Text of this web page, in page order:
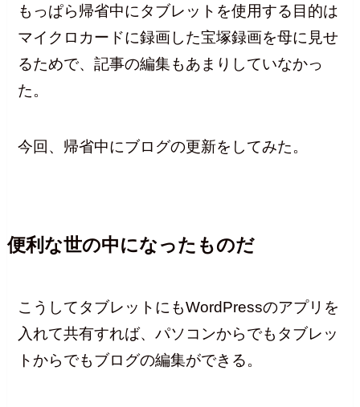
もっぱら帰省中にタブレットを使用する目的は
マイクロカードに録画した宝塚録画を母に見せ
るためで、記事の編集もあまりしていなかっ
た。
今回、帰省中にブログの更新をしてみた。
便利な世の中になったものだ
こうしてタブレットにもWordPressのアプリを
入れて共有すれば、パソコンからでもタブレッ
トからでもブログの編集ができる。